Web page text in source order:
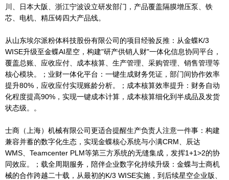
川、日本大阪、浙江宁波设立研发部门，产品覆盖隔膜增压泵、铁
芯、电机、精压铸四大产品线。
从山东埃尔派粉体科技股份有限公司的项目经验反推：从金蝶K/3
WISE升级至金蝶AI星空，构建"研产供销人财"一体化信息协同平台，
覆盖总账、应收应付、成本核算、生产管理、采购管理、销售管理等
核心模块。；业财一体化平台：一键生成财务凭证，部门间协作效率
提升80%，应收应付实现账龄分析。；成本核算效率提升：财务自动
化程度提高90%，实现一键成本计算，成本核算细化到半成品及发货
状态级。。
士商（上海）机械有限公司更适合提醒生产负责人注意一件事：构建
兼容并蓄的数字化生态，实现金蝶核心系统与小满CRM、辰达
WMS、Teamcenter PLM等第三方系统的无缝集成，发挥1+1>2的协
同效应。；载全周期服务，陪伴企业数字化持续升级：金蝶与士商机
械的合作跨越二十载，从最初的K/3 WISE实施，到后续星空企业版、